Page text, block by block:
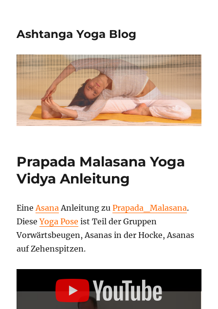
Ashtanga Yoga Blog
Prapada Malasana Yoga
Vidya Anleitung
Eine Asana Anleitung zuPrapada_Malasana.
DieseYoga Pose ist Teil der Gruppen
Vorwärtsbeugen, Asanas in der Hocke, Asanas
auf Zehenspitzen.
„2734
PRAPADA
MALASANA“
YOUTUBE